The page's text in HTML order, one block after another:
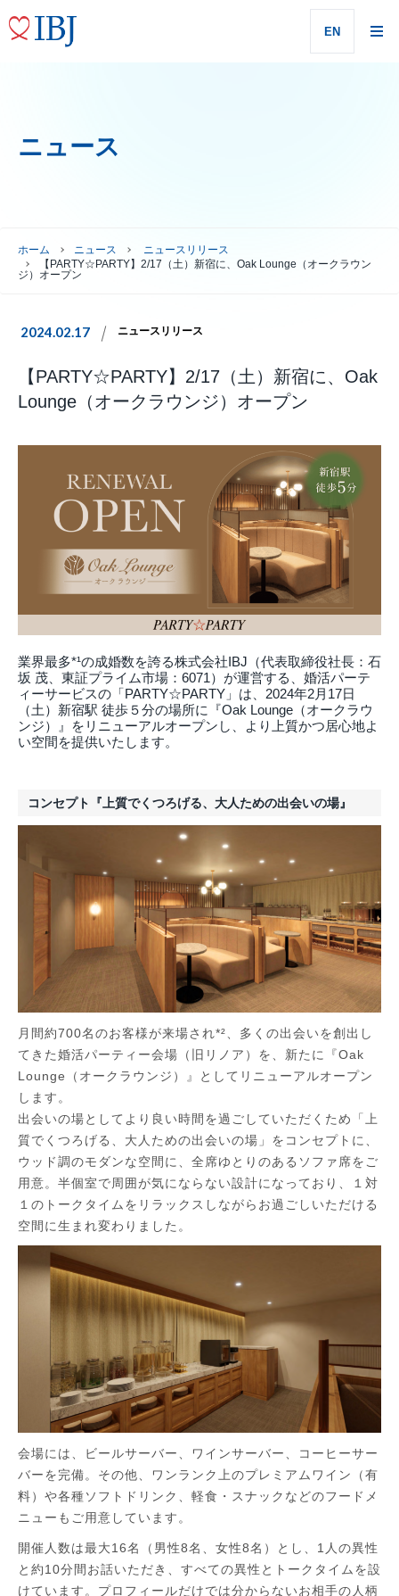
EN
ニュース
ホーム ニュース
ニュースリリース
【PARTY☆PARTY】2/17（⼟）新宿に、Oak Lounge（オークラウン
ジ）オープン
2024.02.17 ニュースリリース
【PARTY☆PARTY】2/17（⼟）新宿に、Oak
Lounge（オークラウンジ）オープン
業界最多*¹の成婚数を誇る株式会社IBJ（代表取締役社長：石
坂 茂、東証プライム市場：6071）が運営する、婚活パーテ
ィーサービスの「PARTY☆PARTY」は、2024年2月17日
（土）新宿駅 徒歩５分の場所に『Oak Lounge（オークラウ
ンジ）』をリニューアルオープンし、より上質かつ居心地よ
い空間を提供いたします。
コンセプト『上質でくつろげる、大人ための出会いの場』
月間約700名のお客様が来場され*²、多くの出会いを創出し
てきた婚活パーティー会場（旧リノア）を、新たに『Oak
Lounge（オークラウンジ）』としてリニューアルオープン
します。
出会いの場としてより良い時間を過ごしていただくため「上
質でくつろげる、大人ための出会いの場」をコンセプトに、
ウッド調のモダンな空間に、全席ゆとりのあるソファ席をご
用意。半個室で周囲が気にならない設計になっており、１対
１のトークタイムをリラックスしながらお過ごしいただける
空間に生まれ変わりました。
会場には、ビールサーバー、ワインサーバー、コーヒーサー
バーを完備。その他、ワンランク上のプレミアムワイン（有
料）や各種ソフトドリンク、軽食・スナックなどのフードメ
ニューもご用意しています。
開催人数は最大16名（男性8名、女性8名）とし、1人の異性
と約10分間お話いただき、すべての異性とトークタイムを設
けています。プロフィールだけでは分からないお相手の人柄